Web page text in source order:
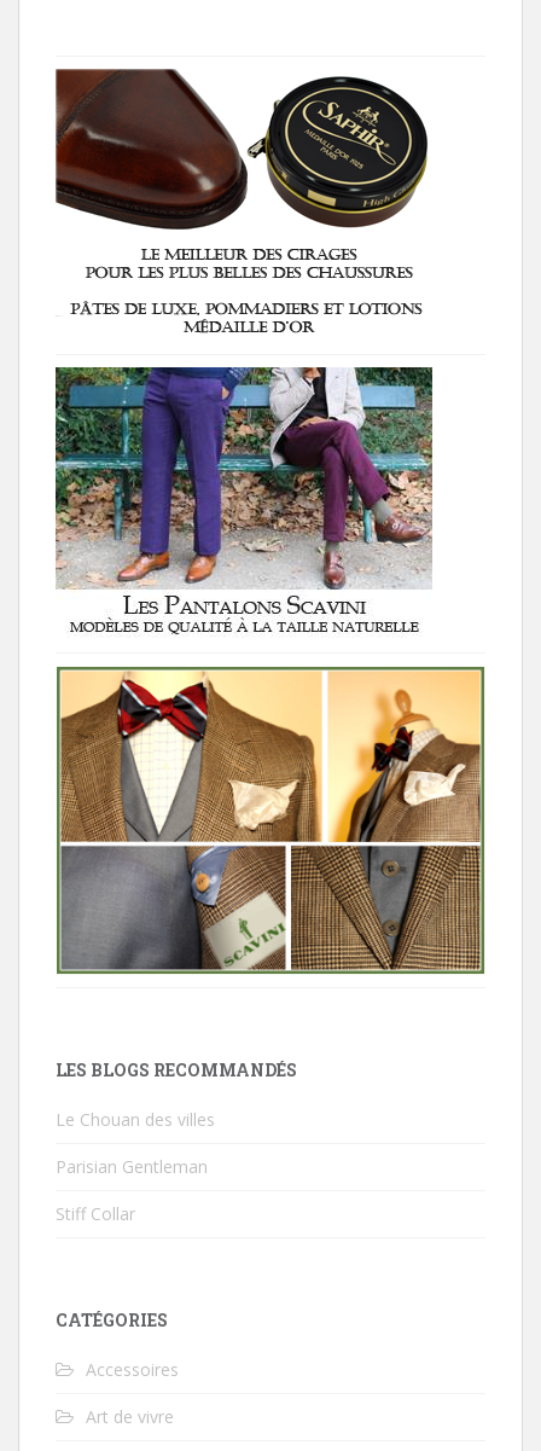
LES BLOGS RECOMMANDÉS
Le Chouan des villes
Parisian Gentleman
Stiff Collar
CATÉGORIES
Accessoires
Art de vivre